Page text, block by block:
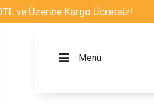
Kargo Ücretsiz! Tüm
Menü